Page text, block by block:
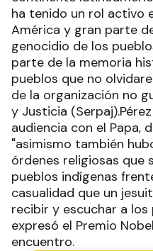
ha tenido un rol activo
América y gran parte
genocidio de los
parte de la memoria
pueblos que no
de la organización no
y Justicia
audiencia con el Papa,
"asimismo también
órdenes religiosas que
pueblos indígenas
casualidad que un
recibir y escuchar a
expresó el Premio
encuentro.